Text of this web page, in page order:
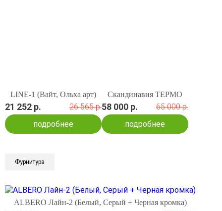
LINE-1 (Вайт, Ольха арт)
21 252 р.
26 565 р.
подробнее
Скандинавия ТЕРМО
58 000 р.
65 000 р.
подробнее
Фурнитура
ALBERO Лайн-2 (Белый, Серый + Черная кромка)